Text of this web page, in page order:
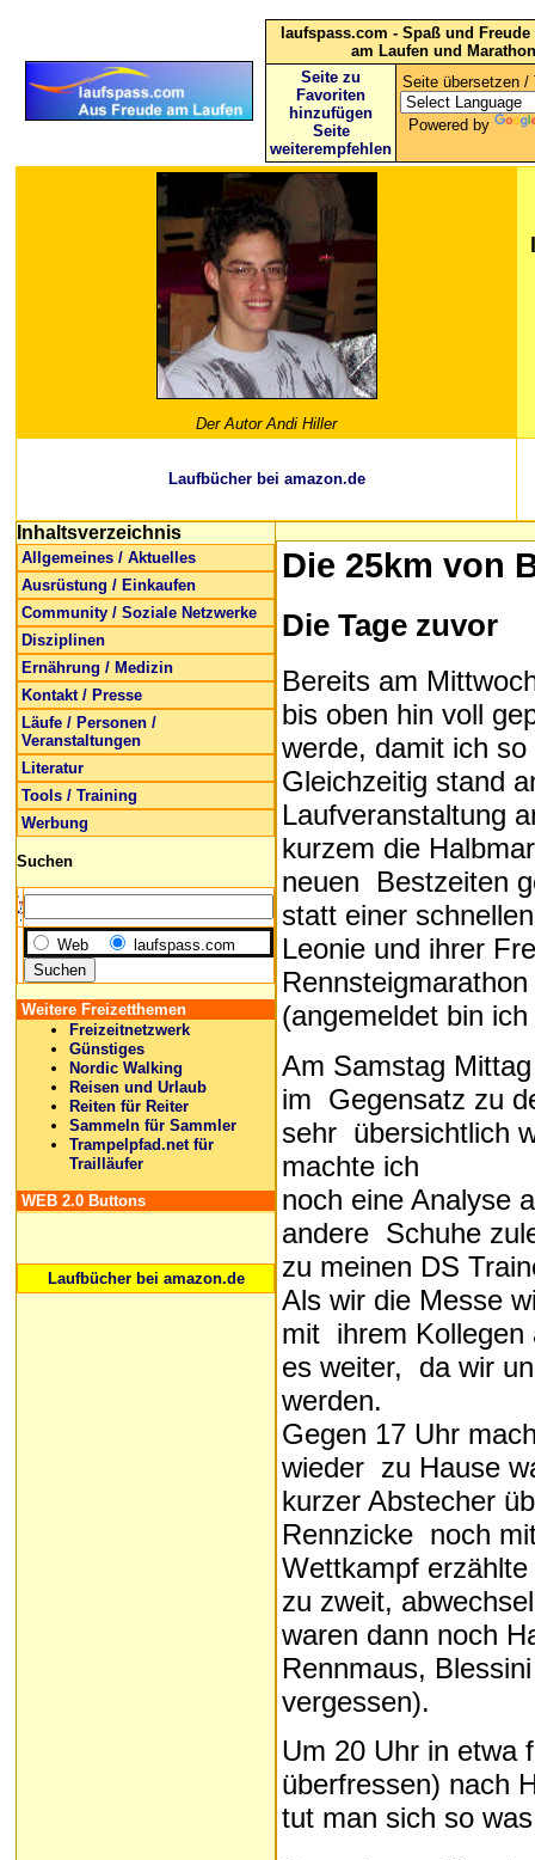
laufspass.com - Spaß und
am Laufen und Marathon
Seite zu
Favoriten
hinzufügen
Seite
weiterempfehlen
Seite übersetzen /
Powered by
Der Autor Andi Hiller
Laufbücher bei amazon.de
Inhaltsverzeichnis
Allgemeines / Aktuelles
Ausrüstung / Einkaufen
Community / Soziale Netzwerke
Disziplinen
Ernährung / Medizin
Kontakt / Presse
Läufe / Personen /
Veranstaltungen
Literatur
Tools / Training
Werbung
Suchen
Web laufspass.com
Weitere Freizetthemen
Freizeitnetzwerk
Günstiges
Nordic Walking
Reisen und Urlaub
Reiten für Reiter
Sammeln für Sammler
Trampelpfad.net für
Trailläufer
WEB 2.0 Buttons
Laufbücher bei amazon.de
Die 25km von
Die Tage zuvor
Bereits am
bis oben hin voll
werde, damit ich
Gleichzeitig stand
Laufveranstaltung
kurzem die
neuen Bestzeiten
statt einer
Leonie und ihrer
(angemeldet bin
Am Samstag
im Gegensatz zu
sehr übersichtlich
machte ich
noch eine Analyse
andere Schuhe
zu meinen DS
Als wir die Messe
mit ihrem Kollegen
es weiter, da wir
werden.
Gegen 17 Uhr
wieder zu Hause
kurzer Abstecher
Rennzicke noch
Wettkampf
zu zweit,
waren dann noch
Rennmaus,
vergessen).
Um 20 Uhr in etwa
überfressen) nach
tut man sich so